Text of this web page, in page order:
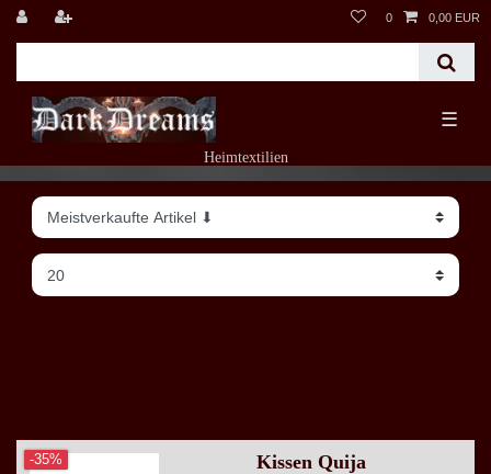
0 0,00 EUR
☰
Heimtextilien
-35% Kissen Quija